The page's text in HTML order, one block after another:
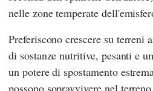
nelle zone temperate
Preferiscono crescere su
di sostanze nutritive, pesanti e
un potere di spostamento
possono sopravvivere nel